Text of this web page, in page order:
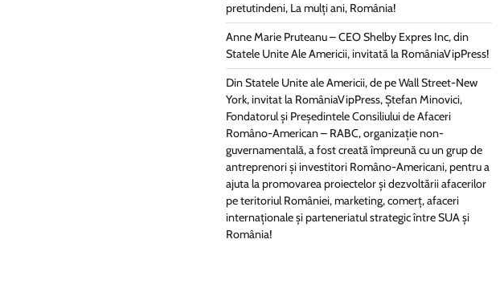
pretutindeni, La mulți ani, România!
Anne Marie Pruteanu – CEO Shelby Expres Inc, din
Statele Unite Ale Americii, invitată la RomâniaVipPress!
Din Statele Unite ale Americii, de pe Wall Street-New
York, invitat la RomâniaVipPress, Ștefan Minovici,
Fondatorul și Președintele Consiliului de Afaceri
Româno-American – RABC, organizație non-
guvernamentală, a fost creată împreună cu un grup de
antreprenori și investitori Româno-Americani, pentru a
ajuta la promovarea proiectelor și dezvoltării afacerilor
pe teritoriul României, marketing, comerț, afaceri
internaționale și parteneriatul strategic între SUA și
România!